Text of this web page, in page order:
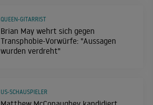
Brian May wehrt sich gegen
Transphobie-Vorwürfe: "Aussagen
wurden verdreht"
QUEEN-GITARRIST
US-SCHAUSPIELER